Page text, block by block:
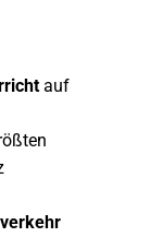
auf